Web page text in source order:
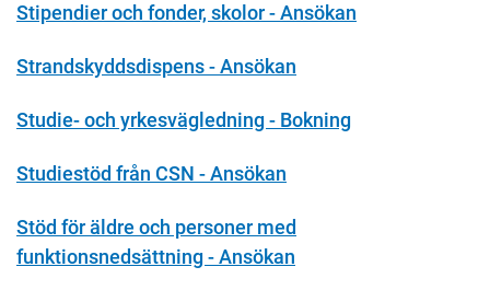
Stipendier och fonder, skolor - Ansökan
Strandskyddsdispens - Ansökan
Studie- och yrkesvägledning - Bokning
Studiestöd från CSN - Ansökan
Stöd för äldre och personer med
funktionsnedsättning - Ansökan